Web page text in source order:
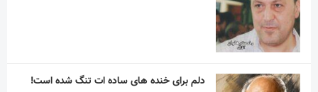
دلم برای خنده های ساده ات تنگ شده است!